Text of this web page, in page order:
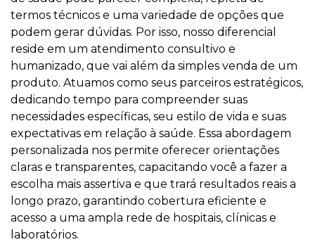
termos técnicos e uma variedade de opções que
podem gerar dúvidas. Por isso, nosso diferencial
reside em um atendimento consultivo e
humanizado, que vai além da simples venda de um
produto. Atuamos como seus parceiros estratégicos,
dedicando tempo para compreender suas
necessidades específicas, seu estilo de vida e suas
expectativas em relação à saúde. Essa abordagem
personalizada nos permite oferecer orientações
claras e transparentes, capacitando você a fazer a
escolha mais assertiva e que trará resultados reais a
longo prazo, garantindo cobertura eficiente e
acesso a uma ampla rede de hospitais, clínicas e
laboratórios.